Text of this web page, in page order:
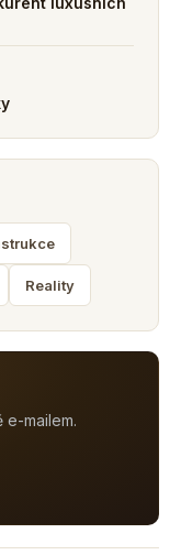
Reality
e-mailem.